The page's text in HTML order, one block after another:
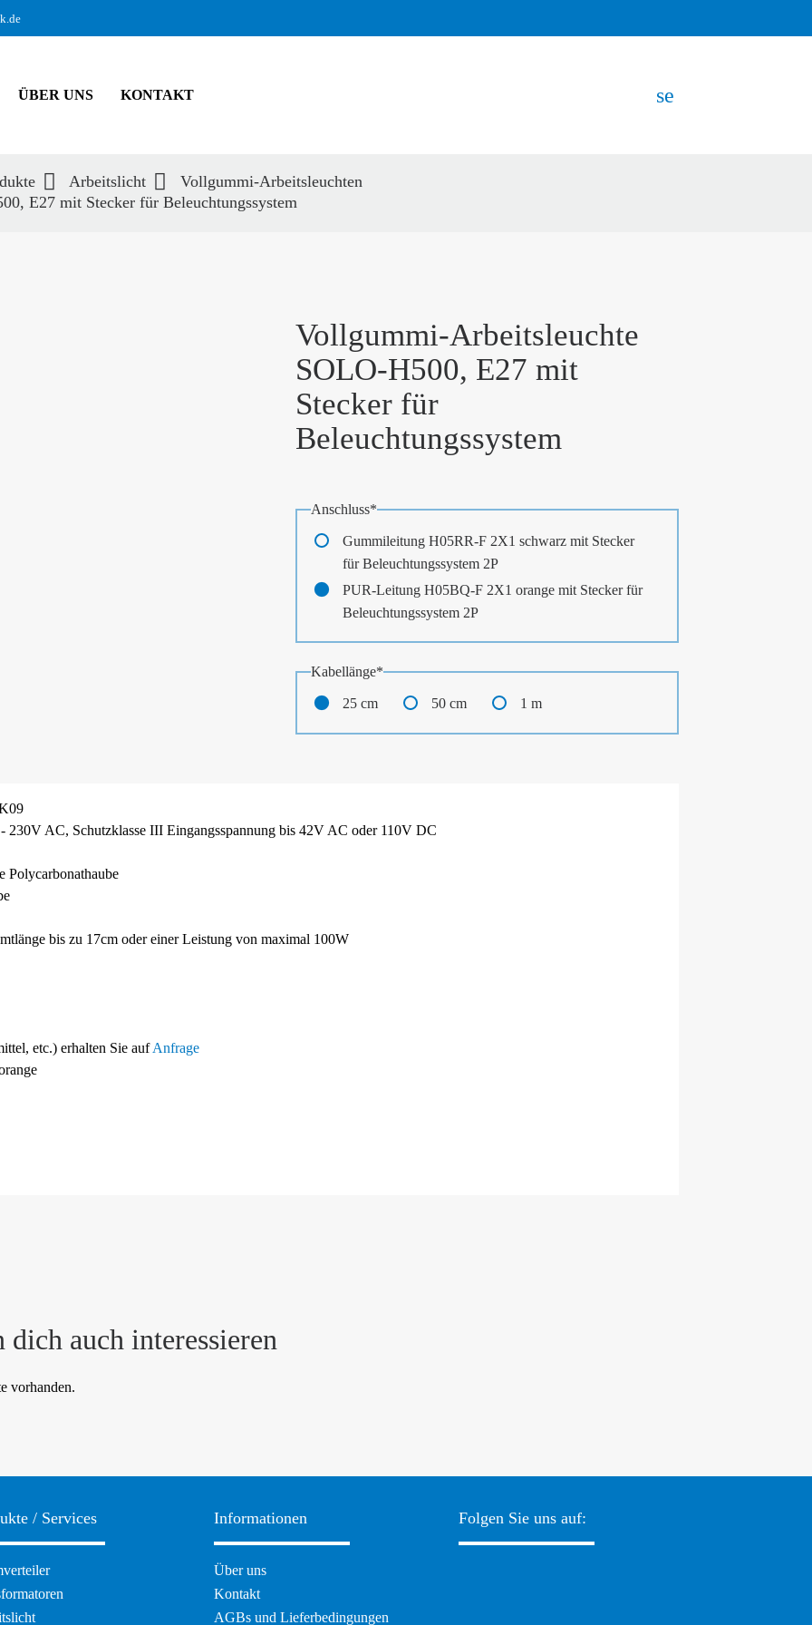
ÜBER UNS KONTAKT search
Arbeitslicht
Vollgummi-Arbeitsleuchten
E27 mit Stecker für Beleuchtungssystem
Vollgummi-Arbeitsleuchte
SOLO-H500, E27 mit
Stecker für
Beleuchtungssystem
Pflichtfeld
Anschluss*
Gummileitung H05RR-F 2X1 schwarz mit Stecker
für Beleuchtungssystem 2P
PUR-Leitung H05BQ-F 2X1 orange mit Stecker für
Beleuchtungssystem 2P
Pflichtfeld
Kabellänge*
25 cm 50 cm 1 m
230V AC, Schutzklasse III Eingangsspannung bis 42V AC oder 110V DC
Polycarbonathaube
bis zu 17cm oder einer Leistung von maximal 100W
etc.) erhalten Sie aufAnfrage
auch interessieren
vorhanden.
/ Services Informationen
Navigation
überspringen
Über uns
Kontakt
AGBs und Lieferbedingungen
Folgen Sie uns auf: